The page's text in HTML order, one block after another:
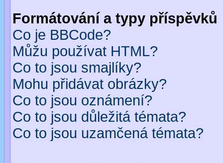
Formátování a typy příspěvků
Co je BBCode?
Můžu používat HTML?
Co to jsou smajlíky?
Mohu přidávat obrázky?
Co to jsou oznámení?
Co to jsou důležitá témata?
Co to jsou uzamčená témata?